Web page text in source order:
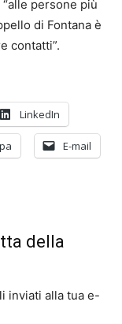
persone più
di Fontana è
contatti”.
LinkedIn
E-mail
della
inviati alla tua e-